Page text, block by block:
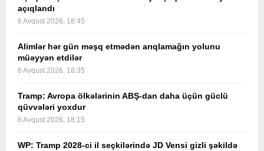
açıqlandı
6 Avqust 2026, 18:45
Alimlər hər gün məşq etmədən arıqlamağın yolunu
müəyyən etdilər
6 Avqust 2026, 18:35
Tramp: Avropa ölkələrinin ABŞ-dan daha üçün güclü
qüvvələri yoxdur
6 Avqust 2026, 18:15
WP: Tramp 2028-ci il seçkilərində JD Vensi gizli şəkildə